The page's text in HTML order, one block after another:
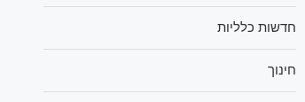
חדשות כלליות
חינוך